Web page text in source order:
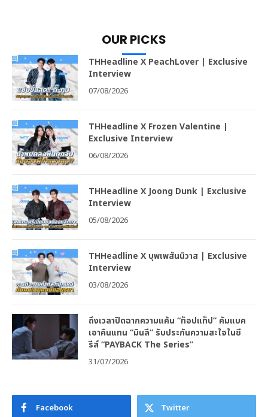
OUR PICKS
THHeadline X PeachLover | Exclusive
Interview
07/08/2026
THHeadline X Frozen Valentine |
Exclusive Interview
06/08/2026
THHeadline X Joong Dunk | Exclusive
Interview
05/08/2026
THHeadline X บุพเพสันนิวาส | Exclusive
Interview
03/08/2026
ถึงเวลาปิดฉากความแค้น “ท็อปแท็ป” คัมแบค
เอาคืนแทน “มินลี” รับประกันความสะใจในซี
รีส์ “PAYBACK The Series”
31/07/2026
Facebook Twitter